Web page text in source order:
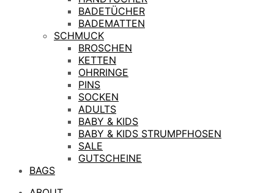
BADETÜCHER
BADEMATTEN
SCHMUCK
BROSCHEN
KETTEN
OHRRINGE
PINS
SOCKEN
ADULTS
BABY & KIDS
BABY & KIDS STRUMPFHOSEN
SALE
GUTSCHEINE
BAGS